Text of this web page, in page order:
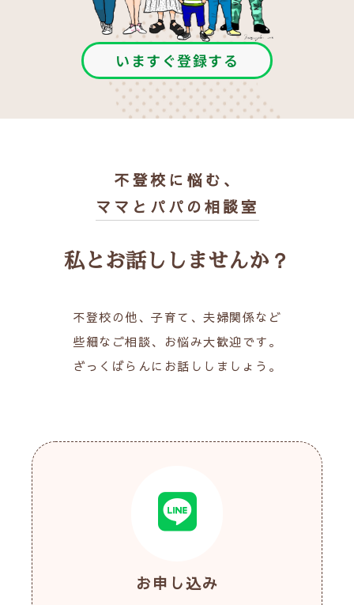
いますぐ登録する
不登校に悩む、
ママとパパの相談室
私とお話ししませんか？
不登校の他、子育て、夫婦関係など
些細なご相談、お悩み大歓迎です。
ざっくばらんにお話ししましょう。
お申し込み